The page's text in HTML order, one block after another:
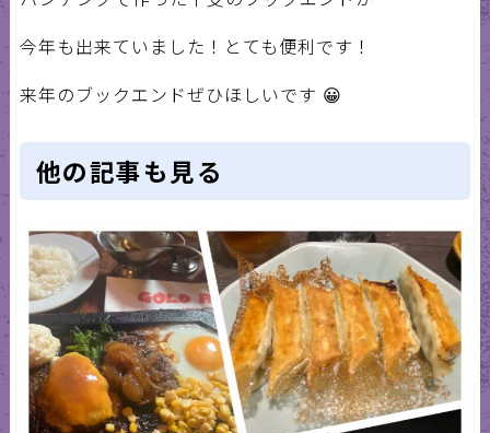
今年も出来ていました！とても便利です！
来年のブックエンドぜひほしいです 😀
他の記事も見る